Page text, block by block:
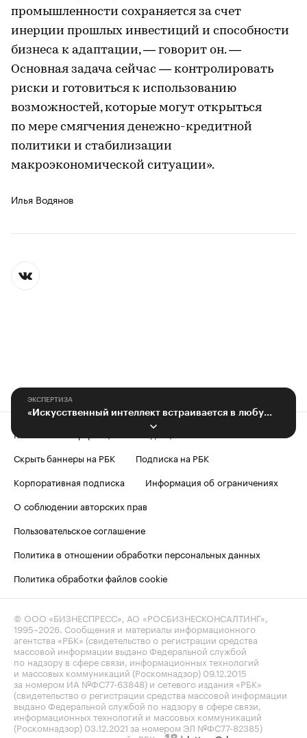
промышленности сохраняется за счет
инерции прошлых инвестиций и способности
бизнеса к адаптации, — говорит он. —
Основная задача сейчас — контролировать
риски и готовиться к использованию
возможностей, которые могут открыться
по мере смягчения денежно-кредитной
политики и стабилизации
макроэкономической ситуации».
Илья Водянов
ЭКСПЕРТИЗА
«Искусственный интеллект встраивается в любую систему»
Контактная информация
Редакция
Скрыть баннеры на РБК
Подписка на РБК
Корпоративная подписка
Информация об ограничениях
О соблюдении авторских прав
Пользовательское соглашение
Политика в отношении обработки персональных данных
Политика обработки файлов cookie
© ООО «БИЗНЕСПРЕСС», АО «РОСБИЗНЕСКОНСАЛТИНГ»,
1995–2026 . Сообщения и материалы информационного
агентства «РБК» (свидетельство о регистрации средства
массовой информации выдано Федеральной службой
по надзору в сфере связи, информационных технологий
и массовых коммуникаций (Роскомнадзор) 09.12.2015
за номером ИА №ФС77-63848) и сетевого издания «РБК»
(свидетельство о регистрации средства массовой информации
выдано Федеральной службой по надзору в сфере связи,
информационных технологий и массовых коммуникаций
(Роскомнадзор) 03.12.2021 за номером ЭЛ №ФС77-82385)